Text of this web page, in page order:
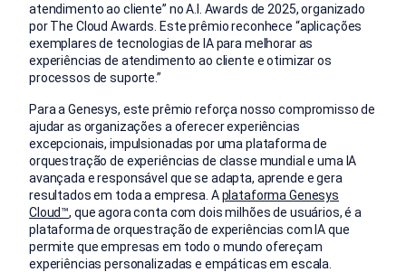
atendimento ao cliente” no A.I. Awards de 2025, organizado
por The Cloud Awards. Este prêmio reconhece “aplicações
exemplares de tecnologias de IA para melhorar as
experiências de atendimento ao cliente e otimizar os
processos de suporte.”
Para a Genesys, este prêmio reforça nosso compromisso de
ajudar as organizações a oferecer experiências
excepcionais, impulsionadas por uma plataforma de
orquestração de experiências de classe mundial e uma IA
avançada e responsável que se adapta, aprende e gera
resultados em toda a empresa. Aplataforma Genesys
Cloud™, que agora conta com dois milhões de usuários, é a
plataforma de orquestração de experiências com IA que
permite que empresas em todo o mundo ofereçam
experiências personalizadas e empáticas em escala.